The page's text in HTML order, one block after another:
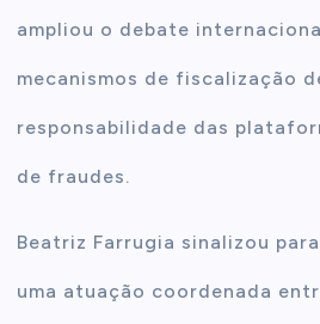
ampliou o debate
mecanismos de fiscalização
responsabilidade das
de fraudes.
Beatriz Farrugia sinalizou
uma atuação coordenada